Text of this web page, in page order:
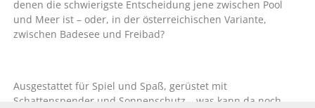
denen die schwierigste Entscheidung jene zwischen Pool
und Meer ist – oder, in der österreichischen Variante,
zwischen Badesee und Freibad?
Ausgestattet für Spiel und Spaß, gerüstet mit
Schattenspender und Sonnenschutz – was kann da noch